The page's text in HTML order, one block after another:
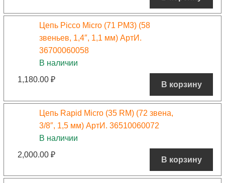
Цепь Picco Micro (71 PM3) (58
звеньев, 1,4″, 1,1 мм) АртИ.
36700060058
В наличии
1,180.00 ₽
В корзину
Цепь Rapid Micro (35 RM) (72 звена,
3/8″, 1,5 мм) АртИ. 36510060072
В наличии
2,000.00 ₽
В корзину